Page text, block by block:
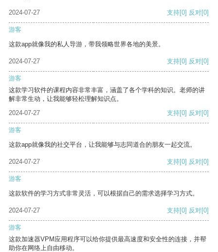
2024-07-27 支持[0] 反对[0]
游客
这款app就像我的私人导游，带我领略世界各地的美景。
2024-07-27 支持[0] 反对[0]
游客
这款学习软件的课程内容非常丰富，涵盖了各个学科的知识。老师的讲
解非常生动，让我能够轻松理解知识点。
2024-07-27
支持[0] 反对[0]
游客
这款app就像我的社交平台，让我能够与志同道合的朋友一起交流。
2024-07-27 支持[0] 反对[0]
游客
这款软件的学习方式非常灵活，可以根据自己的需求选择学习方式。
2024-07-27 支持[0] 反对[0]
游客
这款加速器VPM应用程序可以给你提供最高速度和安全性的连接，并帮
助你在网络上自由移动。